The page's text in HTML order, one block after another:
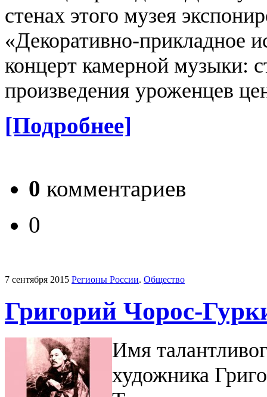
стенах этого музея
«Декоративно-прикладное
концерт камерной музыки:
произведения уроженцев
[Подробнее]
0 комментариев
0
7 сентября 2015 Регионы России. Общество
Григорий Чорос-
Имя
художника